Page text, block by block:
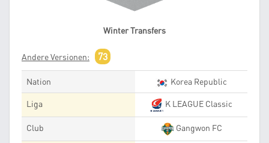
Winter Transfers
Andere Versionen: 73
Nation Korea Republic
Liga K LEAGUE Classic
Club Gangwon FC